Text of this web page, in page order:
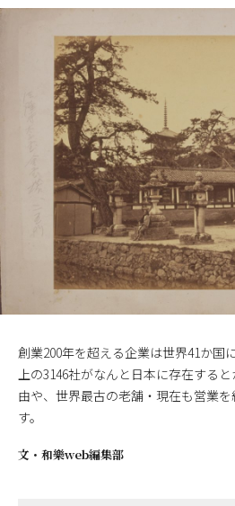
創業200年を超える企業は世界41か国
上の3146社がなんと日本に存在する
由や、世界最古の老舗・現在も営業
す。
文・ 和樂web編集部